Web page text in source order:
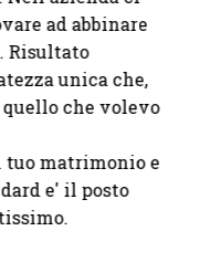
ad abbinare
Risultato
unica che,
che volevo
matrimonio e
e' il posto